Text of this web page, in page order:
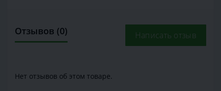
Отзывов (0) Написать отзыв
Нет отзывов об этом товаре.